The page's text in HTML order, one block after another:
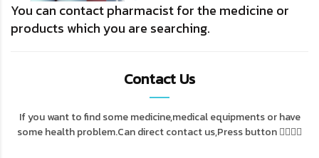
You can contact pharmacist for the medicine or
products which you are searching.
Contact Us
If you want to find some medicine,medical equipments or have
some health problem.Can direct contact us,Press button 👇🏻👇🏻